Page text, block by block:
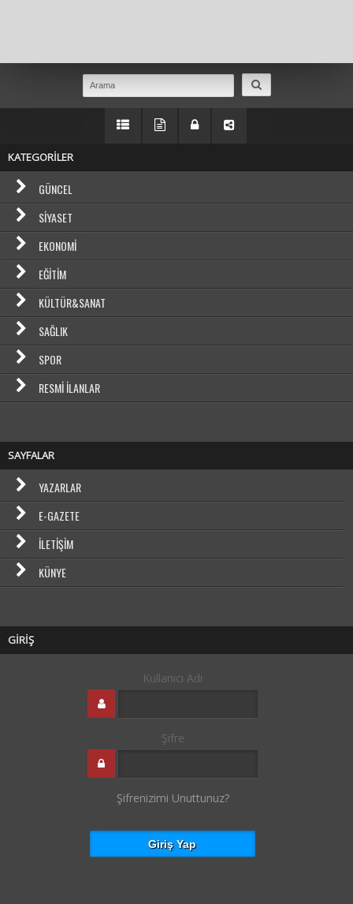
KATEGORİLER
GÜNCEL
SIYASET
EKONOMI
EĞITIM
KÜLTÜR&SANAT
SAĞLIK
SPOR
RESMI İLANLAR
SAYFALAR
YAZARLAR
E-GAZETE
İLETIŞIM
KÜNYE
GİRİŞ
Kullanıcı Adı
Şifre
Şifrenizimi Unuttunuz?